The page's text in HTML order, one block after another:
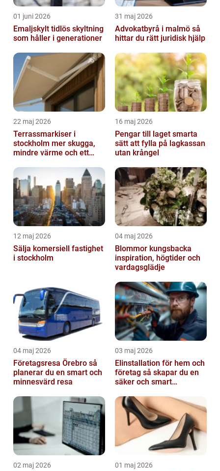
01 juni 2026
Emaljskylt tidlös skyltning
som håller i generationer
31 maj 2026
Advokatbyrå i malmö så
hittar du rätt juridisk hjälp
22 maj 2026
Terrassmarkiser i
stockholm mer skugga,
mindre värme och ett
16 maj 2026
Pengar till laget smarta
sätt att fylla på lagkassan
utan krångel
12 maj 2026
Sälja komersiell fastighet
i stockholm
04 maj 2026
Blommor kungsbacka
inspiration, högtider och
vardagsglädje
04 maj 2026
Företagsresa Örebro så
planerar du en smart och
minnesvärd resa
03 maj 2026
Elinstallation för hem och
företag så skapar du en
säker och smart
02 maj 2026 01 maj 2026